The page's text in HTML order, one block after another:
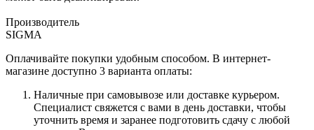
Производитель
SIGMA
Оплачивайте покупки удобным способом. В интернет-
магазине доступно 3 варианта оплаты:
Наличные при самовывозе или доставке курьером.
Специалист свяжется с вами в день доставки, чтобы
уточнить время и заранее подготовить сдачу с любой